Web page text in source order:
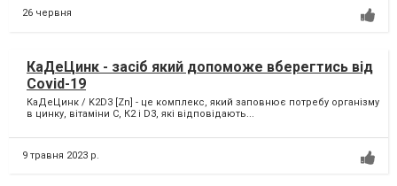
26 червня
КаДеЦинк - засіб який допоможе вберегтись від
Covid-19
КаДеЦинк / K2D3 [Zn] - це комплекс, який заповнює потребу організму
в цинку, вітаміни С, К2 і D3, які відповідають...
9 травня 2023 р.